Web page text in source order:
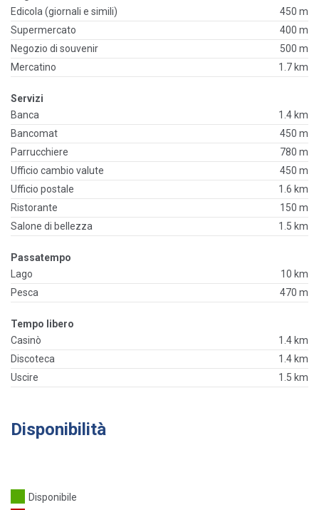
Edicola (giornali e simili)
450 m
Supermercato
400 m
Negozio di souvenir
500 m
Mercatino
1.7 km
Servizi
Banca
1.4 km
Bancomat
450 m
Parrucchiere
780 m
Ufficio cambio valute
450 m
Ufficio postale
1.6 km
Ristorante
150 m
Salone di bellezza
1.5 km
Passatempo
Lago
10 km
Pesca
470 m
Tempo libero
Casinò
1.4 km
Discoteca
1.4 km
Uscire
1.5 km
Disponibilità
Disponibile